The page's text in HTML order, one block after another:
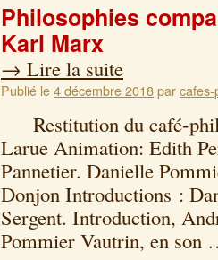
Philosophies
Karl Marx
→ Lire la suite
Publié le4 décembre 2018parcafes-
Restitution du café-
Larue Animation: Edith
Pannetier. Danielle
Donjon Introductions :
Sergent. Introduction,
Pommier Vautrin, en